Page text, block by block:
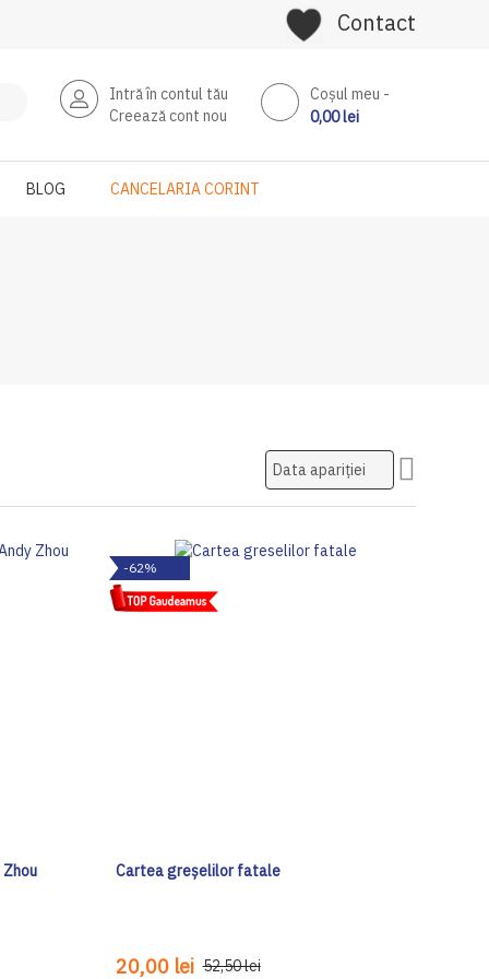
Contact
Intră în contul tău
Creează cont nou
Coşul meu
0,00 lei
BLOG CANCELARIA CORINT
-62%
Cartea greșelilor fatale
20,00 lei 52,50 lei